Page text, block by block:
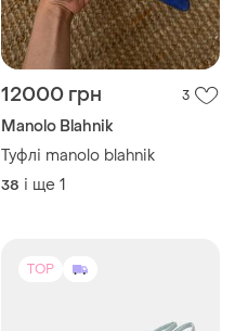
12000 грн 3
Manolo Blahnik
Туфлі manolo blahnik
38 і ще 1
TOP